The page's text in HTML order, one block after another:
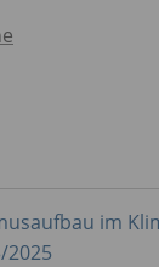
im
2025